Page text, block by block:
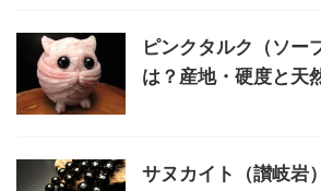
ピンクタルク（ソー
は？産地・硬度と天
サヌカイト（讃岐岩